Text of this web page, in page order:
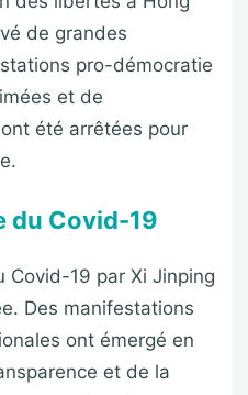
de grandes
pro-démocratie
et de
été arrêtées pour
du Covid-19
Covid-19 par Xi Jinping
Des manifestations
ont émergé en
et de la